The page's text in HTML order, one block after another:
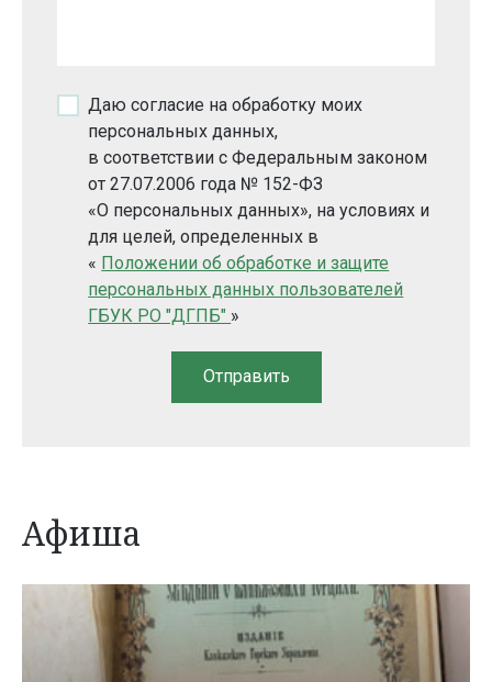
Даю согласие на обработку моих
персональных данных,
в соответствии с Федеральным законом
от 27.07.2006 года № 152-ФЗ
«О персональных данных», на условиях и
для целей, определенных в
« Положении об обработке и защите
персональных данных пользователей
ГБУК РО "ДГПБ" »
Афиша